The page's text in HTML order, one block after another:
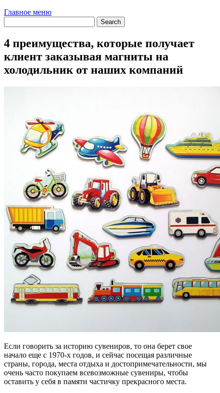
Главное меню
4 преимущества, которые получает
клиент заказывая магниты на
холодильник от наших компаний
Если говорить за историю сувениров, то она берет свое
начало еще с 1970-х годов, и сейчас посещая различные
страны, города, места отдыха и достопримечательности, мы
очень часто покупаем всевозможные сувениры, чтобы
оставить у себя в памяти частичку прекрасного места.